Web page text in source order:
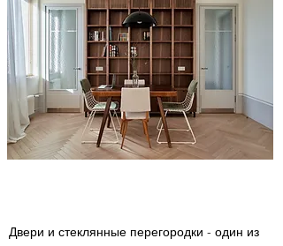
Двери и стеклянные перегородки - один из